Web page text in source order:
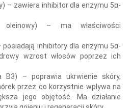
– zawiera inhibitor dla enzymu 5α-
– ma właściwości
posiadają inhibitory dla enzymu 5α-
wzrost włosów poprzez ich
B3) – poprawia ukrwienie skóry,
przez co korzystnie wpływa na
jego objętość. Ma działanie